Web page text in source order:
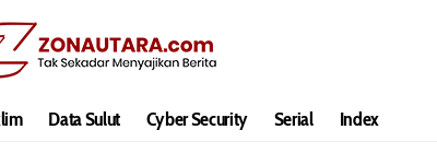
Data Sulut Cyber Security Serial Index